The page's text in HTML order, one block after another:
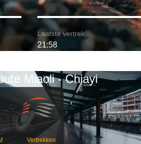
Laatste vertrek:
21:58
Miaoli - Chiayi
Vertrekken